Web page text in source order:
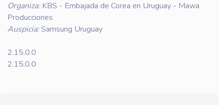
Organiza:KBS - Embajada de Corea en Uruguay - Mawa
Producciones
Auspicia:Samsung Uruguay
2.15.0.0
2.15.0.0